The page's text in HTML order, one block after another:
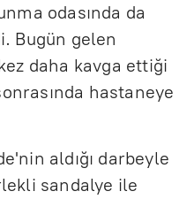
odasında da
Bugün gelen
daha kavga ettiği
hastaneye
aldığı darbeyle
sandalye ile